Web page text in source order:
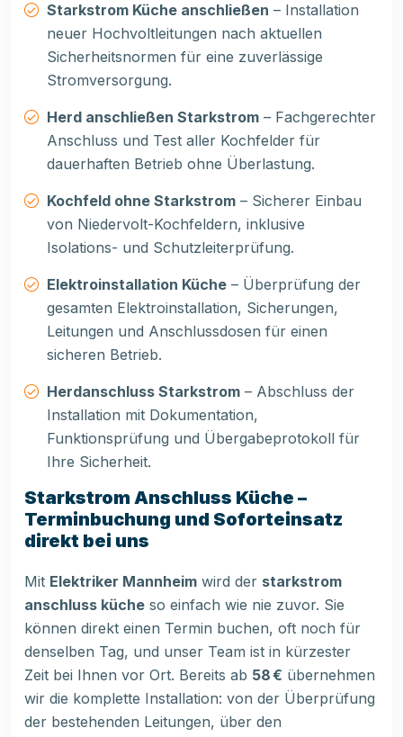
Starkstrom Küche anschließen – Installation
neuer Hochvoltleitungen nach aktuellen
Sicherheitsnormen für eine zuverlässige
Stromversorgung.
Herd anschließen Starkstrom – Fachgerechter
Anschluss und Test aller Kochfelder für
dauerhaften Betrieb ohne Überlastung.
Kochfeld ohne Starkstrom – Sicherer Einbau
von Niedervolt-Kochfeldern, inklusive
Isolations- und Schutzleiterprüfung.
Elektroinstallation Küche – Überprüfung der
gesamten Elektroinstallation, Sicherungen,
Leitungen und Anschlussdosen für einen
sicheren Betrieb.
Herdanschluss Starkstrom – Abschluss der
Installation mit Dokumentation,
Funktionsprüfung und Übergabeprotokoll für
Ihre Sicherheit.
Starkstrom Anschluss Küche –
Terminbuchung und Soforteinsatz
direkt bei uns
Mit Elektriker Mannheim wird der starkstrom
anschluss küche so einfach wie nie zuvor. Sie
können direkt einen Termin buchen, oft noch für
denselben Tag, und unser Team ist in kürzester
Zeit bei Ihnen vor Ort. Bereits ab 58 € übernehmen
wir die komplette Installation: von der Überprüfung
der bestehenden Leitungen, über den